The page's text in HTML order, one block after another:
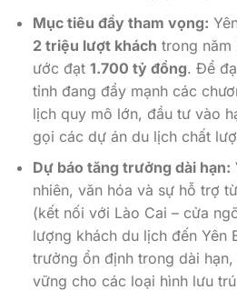
Mục tiêu đầy tham vọng:
2 triệu lượt khách trong năm
ước đạt 1.700 tỷ đồng. Để
tỉnh đang đẩy mạnh các
lịch quy mô lớn, đầu tư vào
gọi các dự án du lịch chất
Dự báo tăng trưởng dài hạn:
nhiên, văn hóa và sự hỗ trợ
(kết nối với Lào Cai – cửa
lượng khách du lịch đến Yên
trưởng ổn định trong dài
vững cho các loại hình lưu